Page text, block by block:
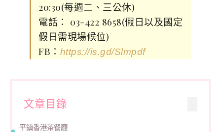
20:30(每週二、三公休)
電話： 03-422 8658(假日以及國定
假日需現場候位)
FB： https://is.gd/Slmpdf
文章目錄
平鎮香港茶餐廳